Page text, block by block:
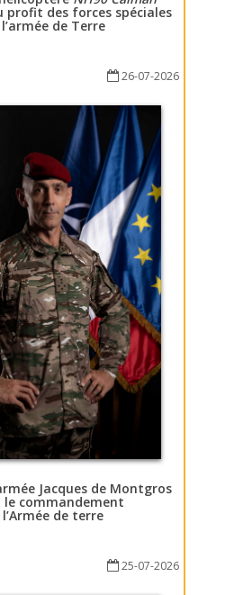
profit des forces spéciales
de Terre
26-07-2026
Jacques de Montgros
le commandement
l’Armée de terre
25-07-2026